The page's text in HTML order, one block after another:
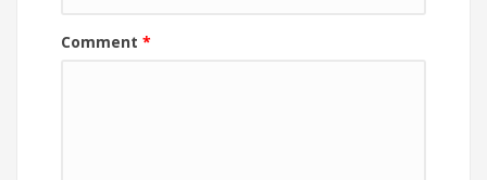
Comment *